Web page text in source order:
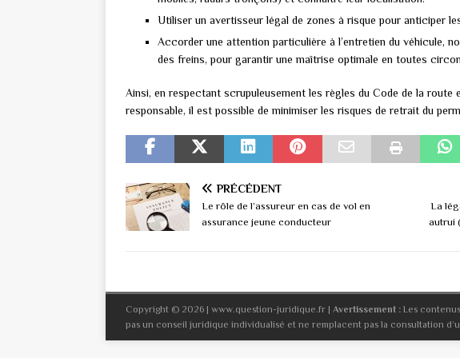
Utiliser un avertisseur légal de zones à risque pour anticiper
Accorder une attention particulière à l’entretien du véhicule,
des freins, pour garantir une maîtrise optimale en toutes
Ainsi, en respectant scrupuleusement les règles du Code de la
responsable, il est possible de minimiser les risques de retrait du
PRÉCÉDENT
Le rôle de l’assureur en cas de vol en
assurance jeune conducteur
La
autrui
Copyright © 2026 | www.question-juridique.fr | Avertissement : Les
pas un conseil juridique individualisé et ne remplacent pas la consultation